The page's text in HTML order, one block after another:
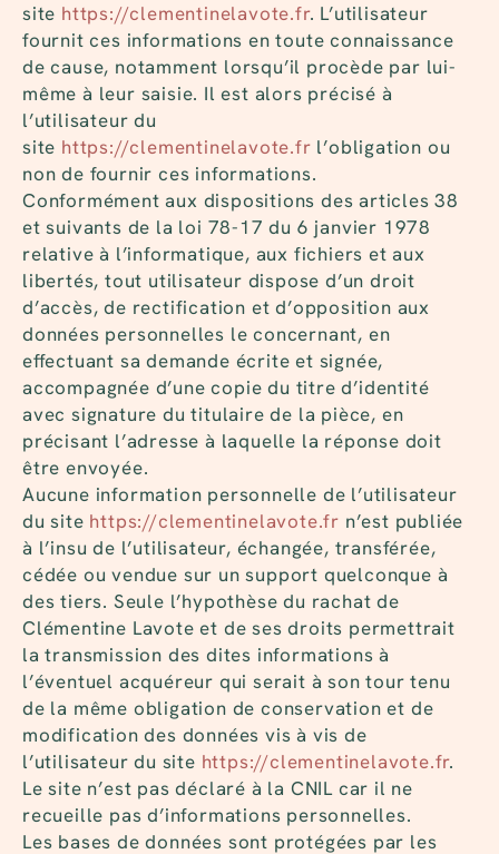
site https://clementinelavote.fr. L’utilisateur
fournit ces informations en toute connaissance
de cause, notamment lorsqu’il procède par lui-
même à leur saisie. Il est alors précisé à
l’utilisateur du
site https://clementinelavote.fr l’obligation ou
non de fournir ces informations.
Conformément aux dispositions des articles 38
et suivants de la loi 78-17 du 6 janvier 1978
relative à l’informatique, aux fichiers et aux
libertés, tout utilisateur dispose d’un droit
d’accès, de rectification et d’opposition aux
données personnelles le concernant, en
effectuant sa demande écrite et signée,
accompagnée d’une copie du titre d’identité
avec signature du titulaire de la pièce, en
précisant l’adresse à laquelle la réponse doit
être envoyée.
Aucune information personnelle de l’utilisateur
du site https://clementinelavote.fr n’est publiée
à l’insu de l’utilisateur, échangée, transférée,
cédée ou vendue sur un support quelconque à
des tiers. Seule l’hypothèse du rachat de
Clémentine Lavote et de ses droits permettrait
la transmission des dites informations à
l’éventuel acquéreur qui serait à son tour tenu
de la même obligation de conservation et de
modification des données vis à vis de
l’utilisateur du site https://clementinelavote.fr.
Le site n’est pas déclaré à la CNIL car il ne
recueille pas d’informations personnelles.
Les bases de données sont protégées par les